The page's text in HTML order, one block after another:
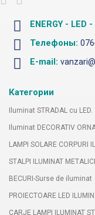
ENERGY - LED
Телефоны:
E-mail:
Категории
Iluminat STRADAL cu LED.
Iluminat DECORATIV
LAMPI SOLARE CORPURI
STALPI ILUMINAT
BECURI-Surse de iluminat
PROIECTOARE LED
CARJE LAMPI ILUMINAT